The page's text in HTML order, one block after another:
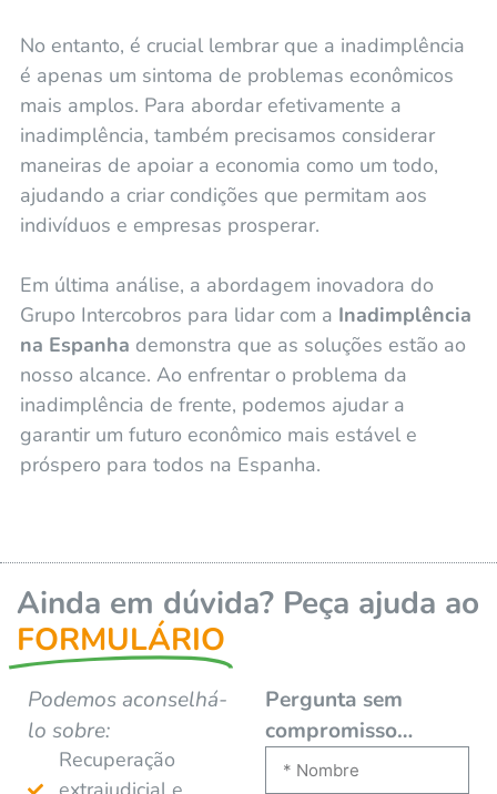
No entanto, é crucial lembrar que a inadimplência
é apenas um sintoma de problemas econômicos
mais amplos. Para abordar efetivamente a
inadimplência, também precisamos considerar
maneiras de apoiar a economia como um todo,
ajudando a criar condições que permitam aos
indivíduos e empresas prosperar.
Em última análise, a abordagem inovadora do
Grupo Intercobros para lidar com a Inadimplência
na Espanha demonstra que as soluções estão ao
nosso alcance. Ao enfrentar o problema da
inadimplência de frente, podemos ajudar a
garantir um futuro econômico mais estável e
próspero para todos na Espanha.
Ainda em dúvida? Peça ajuda ao
FORMULÁRIO
Podemos aconselhá-
lo sobre:
Recuperação
Pergunta sem
compromisso…